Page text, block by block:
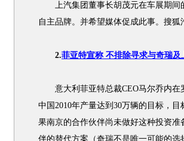
上汽集团董事长胡茂元在车展期间
自主品牌。并希望媒体促成此事。搜狐
2.菲亚特宣称 不排除寻求与奇瑞及
意大利菲亚特总裁CEO马尔乔内在
中国2010年产量达到30万辆的目标，
果南京的合作伙伴尚未做好这种投资
伴的替代方案（奇瑞不是唯一可能的选